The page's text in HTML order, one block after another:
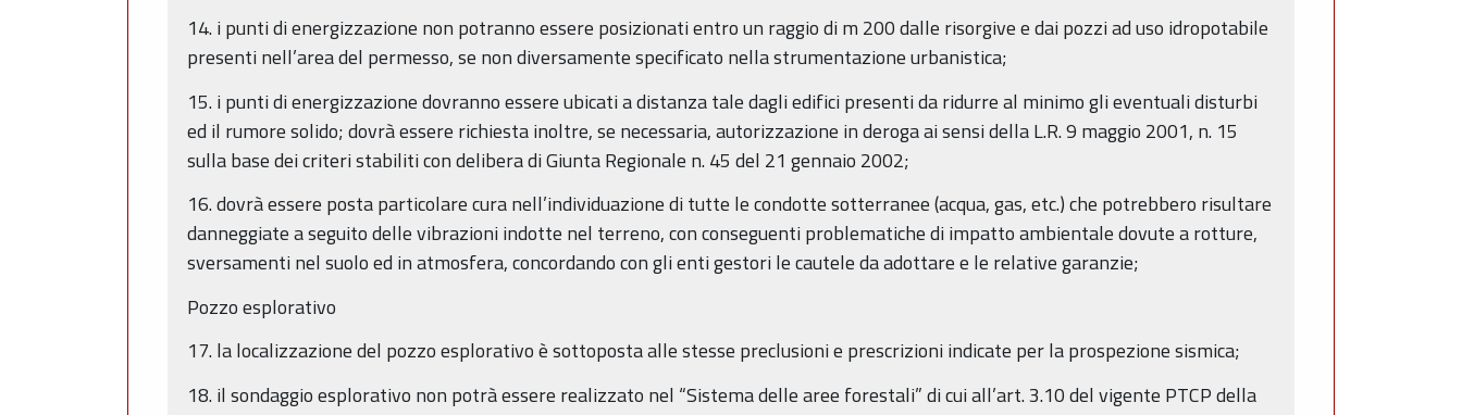
14. i punti di energizzazione non potranno essere posizionati entro un raggio di m 200 dalle risorgive e dai pozzi ad uso idropotabile
presenti nell’area del permesso, se non diversamente specificato nella strumentazione urbanistica;
15. i punti di energizzazione dovranno essere ubicati a distanza tale dagli edifici presenti da ridurre al minimo gli eventuali disturbi
ed il rumore solido; dovrà essere richiesta inoltre, se necessaria, autorizzazione in deroga ai sensi della L.R. 9 maggio 2001, n. 15
sulla base dei criteri stabiliti con delibera di Giunta Regionale n. 45 del 21 gennaio 2002;
16. dovrà essere posta particolare cura nell’individuazione di tutte le condotte sotterranee (acqua, gas, etc.) che potrebbero risultare
danneggiate a seguito delle vibrazioni indotte nel terreno, con conseguenti problematiche di impatto ambientale dovute a rotture,
sversamenti nel suolo ed in atmosfera, concordando con gli enti gestori le cautele da adottare e le relative garanzie;
Pozzo esplorativo
17. la localizzazione del pozzo esplorativo è sottoposta alle stesse preclusioni e prescrizioni indicate per la prospezione sismica;
18. il sondaggio esplorativo non potrà essere realizzato nel “Sistema delle aree forestali” di cui all’art. 3.10 del vigente PTCP della